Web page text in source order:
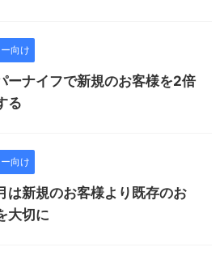
向け
ーナイフで新規のお客様を2倍
る
向け
は新規のお客様より既存のお
大切に